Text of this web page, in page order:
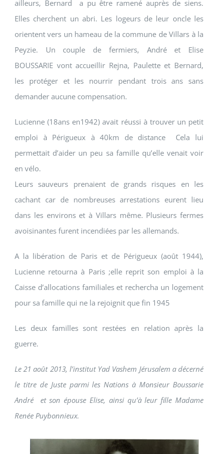
ailleurs, Bernard a pu être ramené auprès de siens.
Elles cherchent un abri. Les logeurs de leur oncle les
orientent vers un hameau de la commune de Villars à la
Peyzie. Un couple de fermiers, André et Elise
BOUSSARIE vont accueillir Rejna, Paulette et Bernard,
les protéger et les nourrir pendant trois ans sans
demander aucune compensation.
Lucienne (18ans en1942) avait réussi à trouver un petit
emploi à Périgueux à 40km de distance Cela lui
permettait d’aider un peu sa famille qu’elle venait voir
en vélo.
Leurs sauveurs prenaient de grands risques en les
cachant car de nombreuses arrestations eurent lieu
dans les environs et à Villars même. Plusieurs fermes
avoisinantes furent incendiées par les allemands.
A la libération de Paris et de Périgueux (août 1944),
Lucienne retourna à Paris ;elle reprit son emploi à la
Caisse d’allocations familiales et rechercha un logement
pour sa famille qui ne la rejoignit que fin 1945
Les deux familles sont restées en relation après la
guerre.
Le 21 août 2013, l’institut Yad Vashem Jérusalem a décerné
le titre de Juste parmi les Nations à Monsieur Boussarie
André et son épouse Elise, ainsi qu’à leur fille Madame
Renée Puybonnieux.